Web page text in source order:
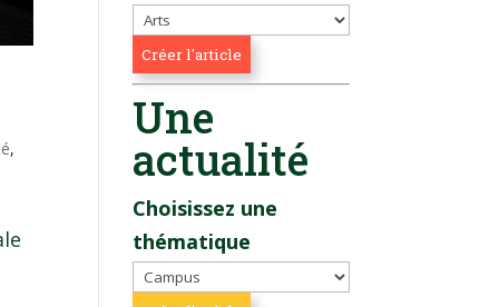
,
Une
actualité
Choisissez une
thématique